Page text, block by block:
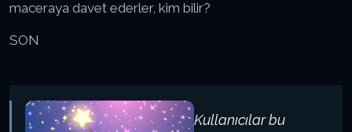
maceraya davet ederler, kim bilir?
SON
Kullanıcılar bu